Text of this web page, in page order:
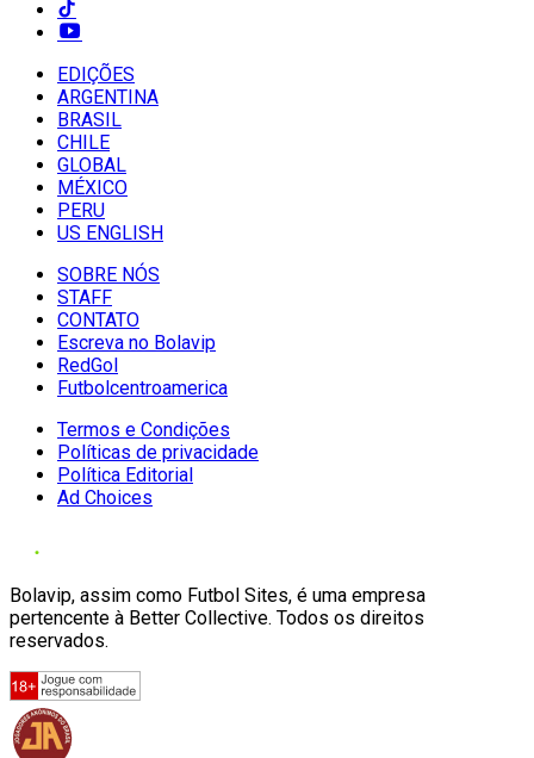
EDIÇÕES
ARGENTINA
BRASIL
CHILE
GLOBAL
MÉXICO
PERU
US ENGLISH
SOBRE NÓS
STAFF
CONTATO
Escreva no Bolavip
RedGol
Futbolcentroamerica
Termos e Condições
Políticas de privacidade
Política Editorial
Ad Choices
Bolavip, assim como Futbol Sites, é uma empresa
pertencente à Better Collective. Todos os direitos
reservados.